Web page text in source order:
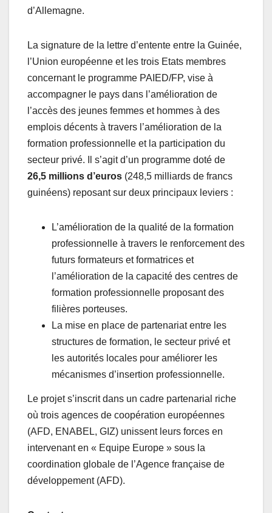
d’Allemagne.
La signature de la lettre d’entente entre la Guinée,
l’Union européenne et les trois Etats membres
concernant le programme PAIED/FP, vise à
accompagner le pays dans l’amélioration de
l’accès des jeunes femmes et hommes à des
emplois décents à travers l’amélioration de la
formation professionnelle et la participation du
secteur privé. Il s’agit d’un programme doté de
26,5 millions d’euros (248,5 milliards de francs
guinéens) reposant sur deux principaux leviers :
L’amélioration de la qualité de la formation
professionnelle à travers le renforcement des
futurs formateurs et formatrices et
l’amélioration de la capacité des centres de
formation professionnelle proposant des
filières porteuses.
La mise en place de partenariat entre les
structures de formation, le secteur privé et
les autorités locales pour améliorer les
mécanismes d’insertion professionnelle.
Le projet s’inscrit dans un cadre partenarial riche
où trois agences de coopération européennes
(AFD, ENABEL, GIZ) unissent leurs forces en
intervenant en « Equipe Europe » sous la
coordination globale de l’Agence française de
développement (AFD).